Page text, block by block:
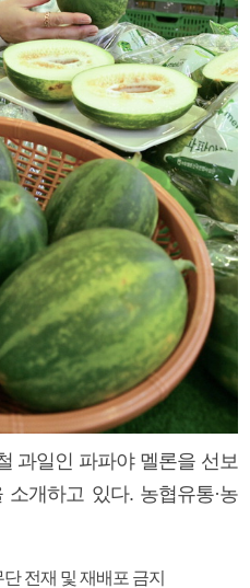
과일인 파파야 멜론을 선보
개하고 있다. 농협유통·농
전재 및 재배포 금지